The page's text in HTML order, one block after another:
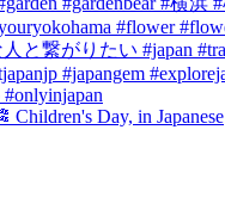
Children's Day, in Japanese